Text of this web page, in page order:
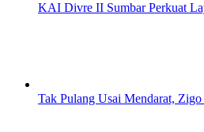
KAI Divre II Sumbar Perkuat
Tak Pulang Usai Mendarat,